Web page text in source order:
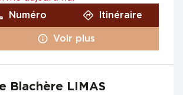
Numéro
Itinéraire
Voir plus
Blachère LIMAS